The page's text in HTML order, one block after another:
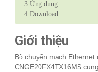
3 Ứng dụng
4 Download
Giới thiệu
Bộ chuyển mạch
CNGE20FX4TX16MS